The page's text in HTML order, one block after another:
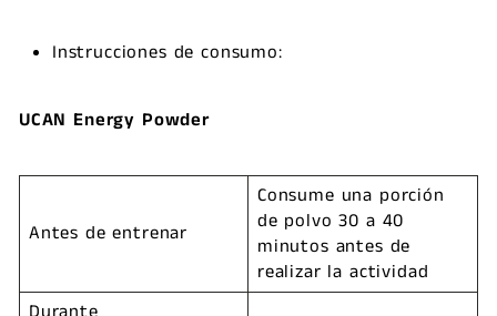
Instrucciones de consumo:
UCAN Energy Powder
Antes de entrenar
Consume una porción
de polvo 30 a 40
minutos antes de
realizar la actividad